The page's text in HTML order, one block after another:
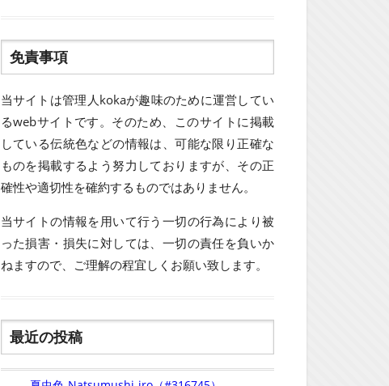
免責事項
当サイトは管理人kokaが趣味のために運営してい
るwebサイトです。そのため、このサイトに掲載
している伝統色などの情報は、可能な限り正確な
ものを掲載するよう努力しておりますが、その正
確性や適切性を確約するものではありません。
当サイトの情報を用いて行う一切の行為により被
った損害・損失に対しては、一切の責任を負いか
ねますので、ご理解の程宜しくお願い致します。
最近の投稿